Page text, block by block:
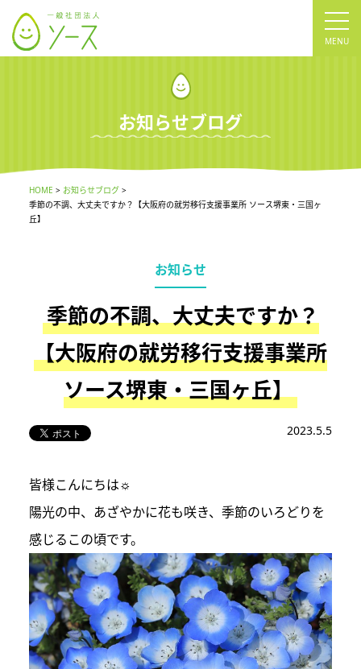
お知らせブログ
HOME
お知らせブログ
季節の不調、大丈夫ですか？【大阪府の就労移行支援事業所 ソース堺東・三国ヶ
丘】
お知らせ
季節の不調、大丈夫ですか？
【大阪府の就労移行支援事業所
ソース堺東・三国ヶ丘】
2023.5.5
皆様こんにちは☼
陽光の中、あざやかに花も咲き、季節のいろどりを
感じるこの頃です。